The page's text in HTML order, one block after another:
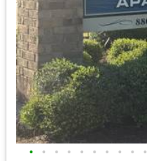
• • • • • • • • • •